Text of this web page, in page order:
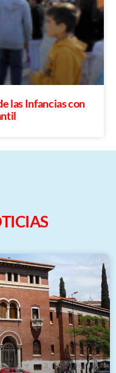
las Infancias con